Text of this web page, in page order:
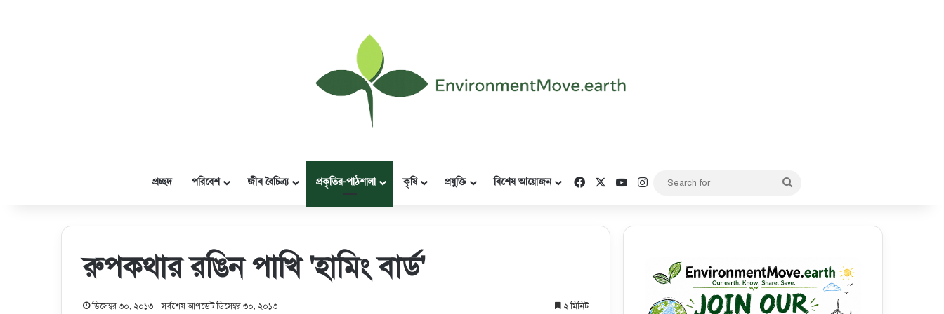
প্রচ্ছদ পরিবেশ জীব বৈচিত্র্য প্রকৃতির-পাঠশালা কৃষি প্রযুক্তি বিশেষ আয়োজন Facebook YouTubeInstagram
রুপকথার রঙিন পাখি 'হামিং বার্ড'
ডিসেম্বর ৩০, ২০১৩ সর্বশেষ আপডেট ডিসেম্বর ৩০, ২০১৩ ২ মিনিট